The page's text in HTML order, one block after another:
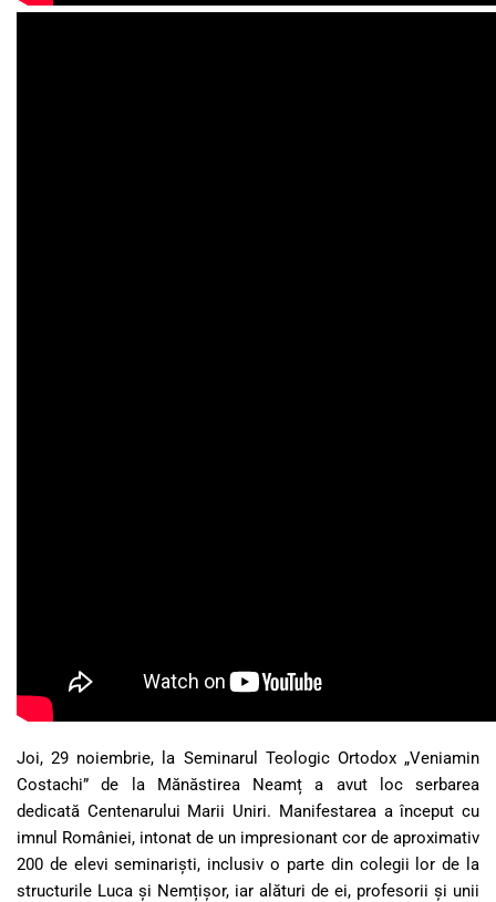
Joi, 29 noiembrie, la Seminarul Teologic Ortodox „Veniamin
Costachi” de la Mănăstirea Neamț a avut loc serbarea
dedicată Centenarului Marii Uniri. Manifestarea a început cu
imnul României, intonat de un impresionant cor de aproximativ
200 de elevi seminariști, inclusiv o parte din colegii lor de la
structurile Luca și Nemțișor, iar alături de ei, profesorii și unii